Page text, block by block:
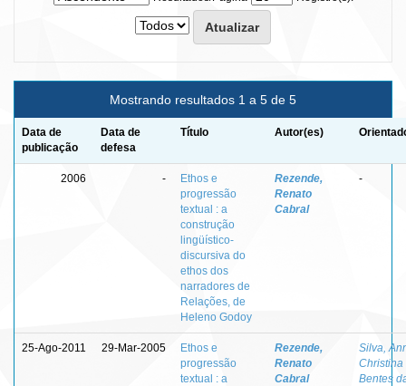
Mostrando resultados 1 a 5 de 5
Data de
publicação
Data de
defesa
Título Autor(es)
2006 -
Ethos e
progressão
textual : a
construção
lingüístico-
discursiva do
ethos dos
narradores de
Relações, de
Heleno Godoy
Rezende,
Renato
Cabral
-
25-Ago-2011 29-Mar-2005
Ethos e
progressão
textual : a
Rezende,
Renato
Cabral
Silva,
Christina
Bentes